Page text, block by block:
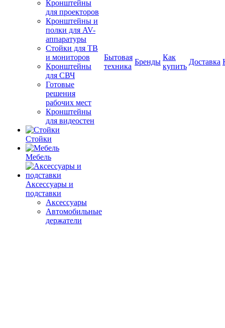
Кронштейны
для проекторов
Кронштейны и
полки для AV-
аппаратуры
Стойки для ТВ
и мониторов
Кронштейны
для СВЧ
Готовые
решения
рабочих мест
Кронштейны
для видеостен
Стойки
Мебель
Аксессуары и
подставки
Аксессуары
Автомобильные
держатели
Бытовая
техника
Бренды
Как
купить
Доставка